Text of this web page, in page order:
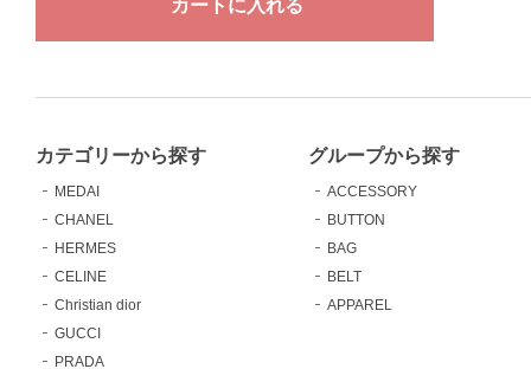
カテゴリーから探す
MEDAI
CHANEL
HERMES
CELINE
Christian dior
GUCCI
PRADA
グループから探す
ACCESSORY
BUTTON
BAG
BELT
APPAREL